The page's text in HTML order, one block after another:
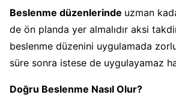
Beslenme düzenlerinde uzman
de ön planda yer almalıdır aksi
beslenme düzenini uygulamada
süre sonra istese de uygulayamaz
Doğru Beslenme Nasıl Olur?